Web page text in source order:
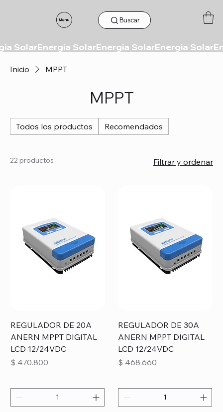
Buscar
Inicio MPPT
MPPT
Todos los productos Recomendados
22 productos Filtrar y ordenar
REGULADOR DE 20A
ANERN MPPT DIGITAL
LCD 12/24VDC
Precio
$ 470.800
REGULADOR DE 30A
ANERN MPPT DIGITAL
LCD 12/24VDC
Precio
$ 468.660